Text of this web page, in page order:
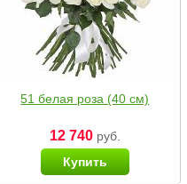
51 белая роза (40 см)
12 740руб.
Купить